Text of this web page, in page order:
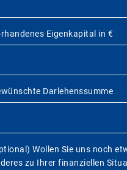
Eigenkapital in €
Darlehenssumme
Wollen Sie uns noch
zu Ihrer finanziellen